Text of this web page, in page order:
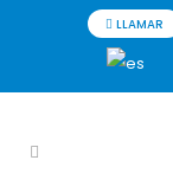
LLAMAR